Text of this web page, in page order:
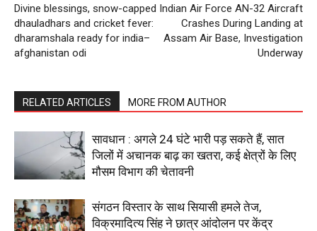
Divine blessings, snow-capped
dhauladhars and cricket fever:
dharamshala ready for india–
afghanistan odi
Indian Air Force AN-32 Aircraft
Crashes During Landing at
Assam Air Base, Investigation
Underway
RELATED ARTICLES MORE FROM AUTHOR
सावधान : अगले 24 घंटे भारी पड़ सकते हैं, सात
जिलों में अचानक बाढ़ का खतरा, कई क्षेत्रों के लिए
मौसम विभाग की चेतावनी
संगठन विस्तार के साथ सियासी हमले तेज,
विक्रमादित्य सिंह ने छात्र आंदोलन पर केंद्र